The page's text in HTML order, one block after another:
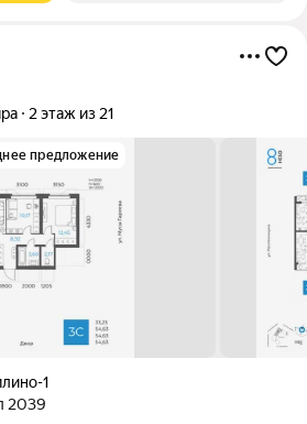
2 этаж из 21
предложение
1
2039